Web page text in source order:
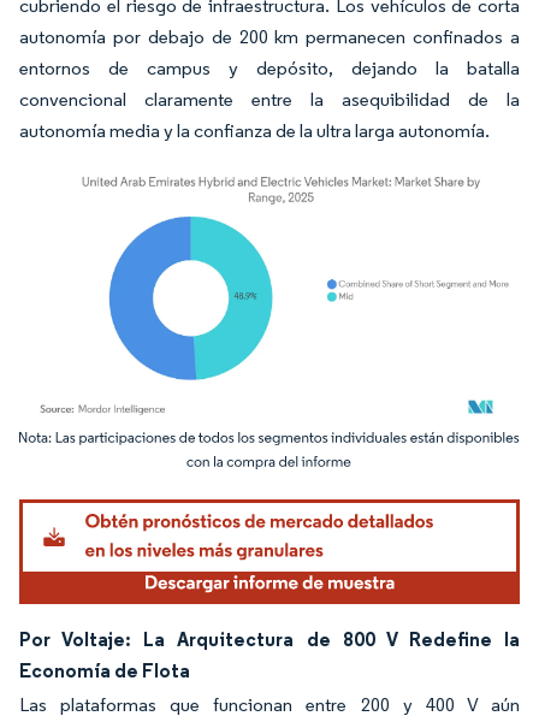
cubriendo el riesgo de infraestructura. Los vehículos de corta
autonomía por debajo de 200 km permanecen confinados a
entornos de campus y depósito, dejando la batalla
convencional claramente entre la asequibilidad de la
autonomía media y la confianza de la ultra larga autonomía.
Imagen © Mordor Intelligence. El uso requiere atribución según CC BY 4.0.
Por Voltaje: La Arquitectura de 800 V Redefine la
Economía de Flota
Las plataformas que funcionan entre 200 y 400 V aún